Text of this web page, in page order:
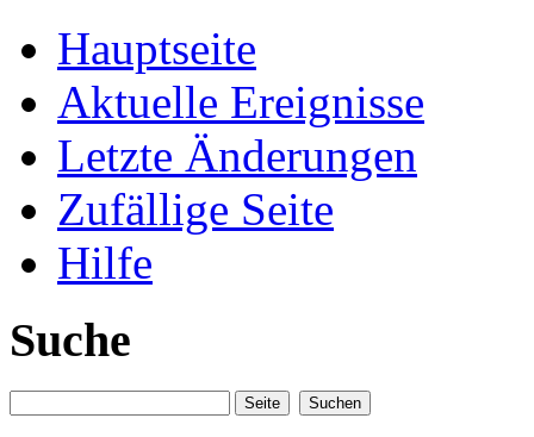
Hauptseite
Aktuelle Ereignisse
Letzte Änderungen
Zufällige Seite
Hilfe
Suche